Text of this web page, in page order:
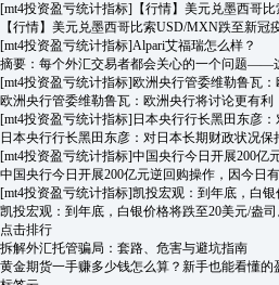
[mt4投资盈亏统计指标] 【行情】美元兑墨西哥
【行情】美元兑墨西哥比索USD/MXN跌至新冠
[mt4投资盈亏统计指标]Alpari艾福瑞怎么样？
摘要：每个外汇交易者都会关心的一个问题——
[mt4投资盈亏统计指标]欧洲央行管委维勒鲁瓦
欧洲央行管委维勒鲁瓦：欧洲央行将讨论更有利
[mt4投资盈亏统计指标] 日本央行行长黑田东彦
日本央行行长黑田东彦：对日本长期财政状况保
[mt4投资盈亏统计指标]中国央行今日开展200亿
中国央行今日开展200亿元逆回购操作，因今日
[mt4投资盈亏统计指标]凯投宏观：到年底，白银
凯投宏观：到年底，白银价格将跌至20美元/盎司
点击排行
拆解外汇托管骗局：套路、危害与避坑指南
黄金期货一手赚多少钱怎么算？新手也能看懂的